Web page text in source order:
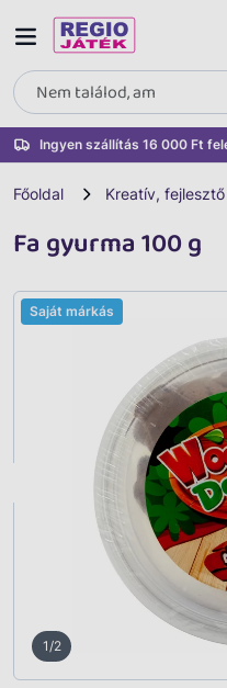
Ingyen szállítás 16 000 Ft
Főoldal Kreatív, fejlesztő
Fa gyurma 100 g
1/2
Saját márkás